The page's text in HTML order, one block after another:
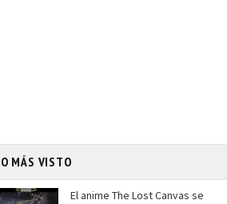
MÁS VISTO
El anime The Lost Canvas se